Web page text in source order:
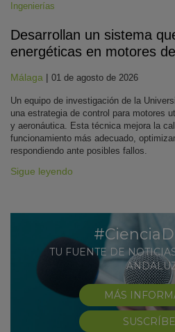
Ingenierías
Desarrollan un sistema
energéticas en motores
Málaga | 01 de agosto de 2026
Un equipo de investigación de la
una estrategia de control para motores
y aeronáutica. Esta técnica mejora la
funcionamiento más adecuado,
respondiendo ante posibles fallos.
Sigue leyendo
TU FUENTE DE
MÁS